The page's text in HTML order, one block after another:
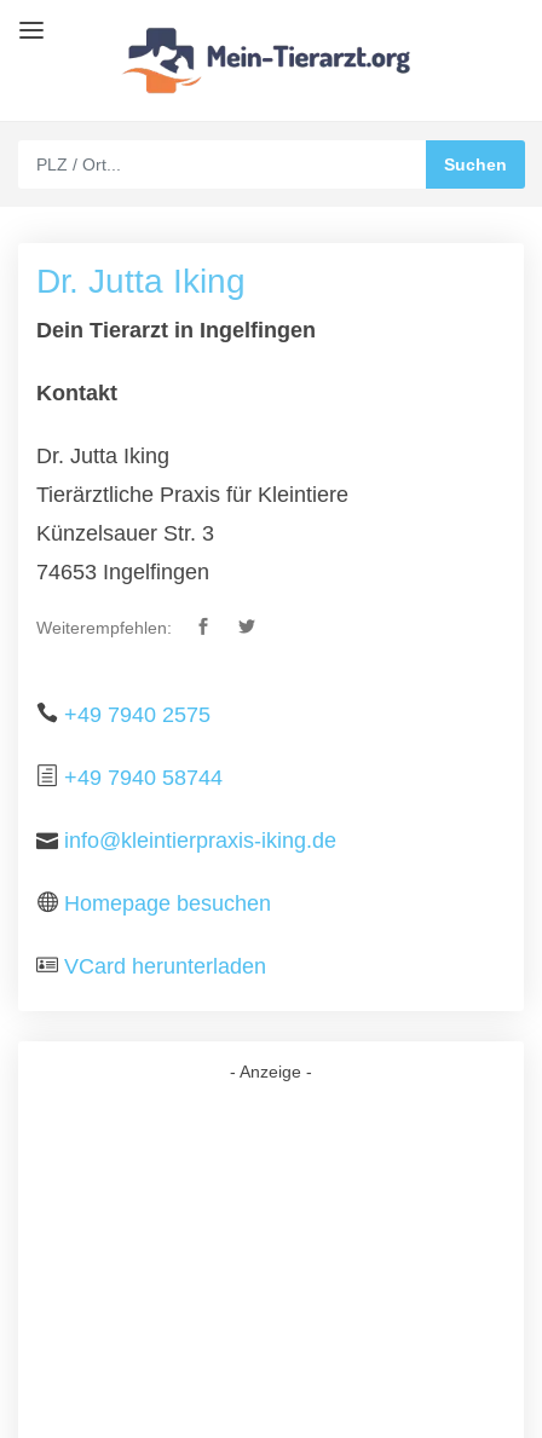
Dr. Jutta Iking
Dein Tierarzt in Ingelfingen
Kontakt
Dr. Jutta Iking
Tierärztliche Praxis für Kleintiere
Künzelsauer Str. 3
74653 Ingelfingen
Weiterempfehlen:
+49 7940 2575
+49 7940 58744
info@kleintierpraxis-iking.de
Homepage besuchen
VCard herunterladen
- Anzeige -